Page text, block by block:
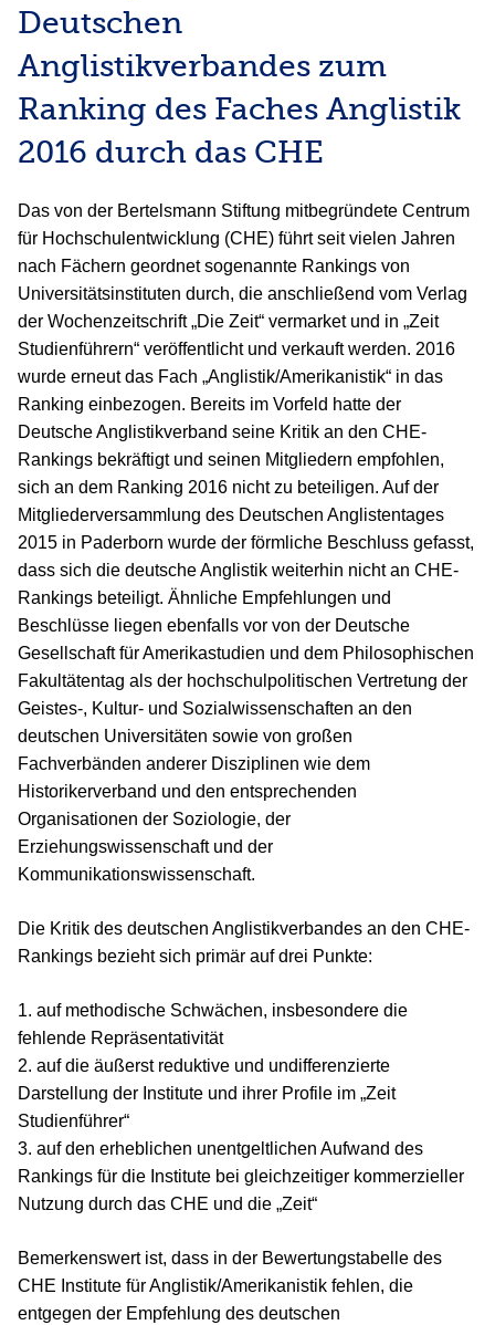
Deutschen
Anglistikverbandes zum
Ranking des Faches Anglistik
2016 durch das CHE
Das von der Bertelsmann Stiftung mitbegründete Centrum
für Hochschulentwicklung (CHE) führt seit vielen Jahren
nach Fächern geordnet sogenannte Rankings von
Universitätsinstituten durch, die anschließend vom Verlag
der Wochenzeitschrift „Die Zeit“ vermarket und in „Zeit
Studienführern“ veröffentlicht und verkauft werden. 2016
wurde erneut das Fach „Anglistik/Amerikanistik“ in das
Ranking einbezogen. Bereits im Vorfeld hatte der
Deutsche Anglistikverband seine Kritik an den CHE-
Rankings bekräftigt und seinen Mitgliedern empfohlen,
sich an dem Ranking 2016 nicht zu beteiligen. Auf der
Mitgliederversammlung des Deutschen Anglistentages
2015 in Paderborn wurde der förmliche Beschluss gefasst,
dass sich die deutsche Anglistik weiterhin nicht an CHE-
Rankings beteiligt. Ähnliche Empfehlungen und
Beschlüsse liegen ebenfalls vor von der Deutsche
Gesellschaft für Amerikastudien und dem Philosophischen
Fakultätentag als der hochschulpolitischen Vertretung der
Geistes-, Kultur- und Sozialwissenschaften an den
deutschen Universitäten sowie von großen
Fachverbänden anderer Disziplinen wie dem
Historikerverband und den entsprechenden
Organisationen der Soziologie, der
Erziehungswissenschaft und der
Kommunikationswissenschaft.
Die Kritik des deutschen Anglistikverbandes an den CHE-
Rankings bezieht sich primär auf drei Punkte:
1. auf methodische Schwächen, insbesondere die
fehlende Repräsentativität
2. auf die äußerst reduktive und undifferenzierte
Darstellung der Institute und ihrer Profile im „Zeit
Studienführer“
3. auf den erheblichen unentgeltlichen Aufwand des
Rankings für die Institute bei gleichzeitiger kommerzieller
Nutzung durch das CHE und die „Zeit“
Bemerkenswert ist, dass in der Bewertungstabelle des
CHE Institute für Anglistik/Amerikanistik fehlen, die
entgegen der Empfehlung des deutschen